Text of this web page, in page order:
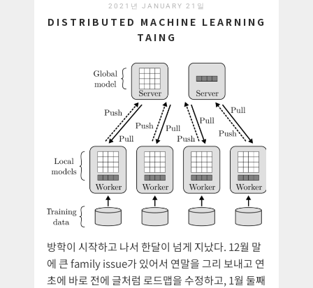
2021년 JANUARY 21일
DISTRIBUTED MACHINE LEARNING
TAING
방학이 시작하고 나서 한달이 넘게 지났다. 12월 말
에 큰 family issue가 있어서 연말을 그리 보내고 연
초에 바로 전에 글처럼 로드맵을 수정하고, 1월 둘째